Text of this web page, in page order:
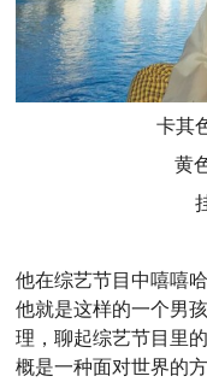
卡其
黄
他在综艺节目中嘻嘻
他就是这样的一个男
理，聊起综艺节目里
概是一种面对世界的